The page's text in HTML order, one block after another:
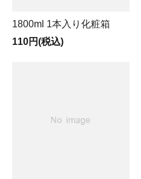
1800ml 1本入り化粧箱
110円(税込)